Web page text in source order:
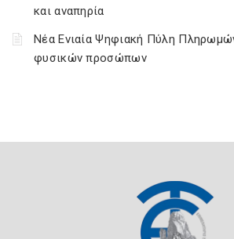
και αναπηρία
Νέα Ενιαία Ψηφιακή Πύλη
φυσικών προσώπων